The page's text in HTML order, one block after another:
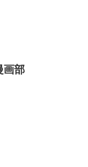
画部